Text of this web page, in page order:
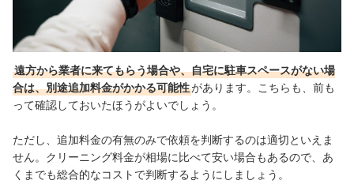
遠方から業者に来てもらう場合や、自宅に駐車スペースがない場
合は、別途追加料金がかかる可能性があります。こちらも、前も
って確認しておいたほうがよいでしょう。
ただし、追加料金の有無のみで依頼を判断するのは適切といえま
せん。クリーニング料金が相場に比べて安い場合もあるので、あ
くまでも総合的なコストで判断するようにしましょう。